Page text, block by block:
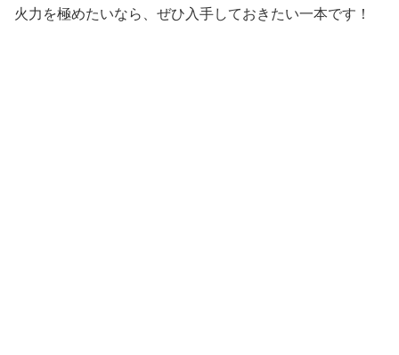
火力を極めたいなら、ぜひ入手しておきたい一本です！